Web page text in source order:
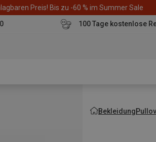
Preis! Bis zu -60 % im Summer Sale
100 Tage kostenlose
Bekleidung